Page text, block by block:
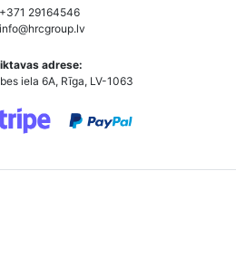
29164546
info@hrcgroup.lv
adrese:
iela 6A, Rīga, LV-1063